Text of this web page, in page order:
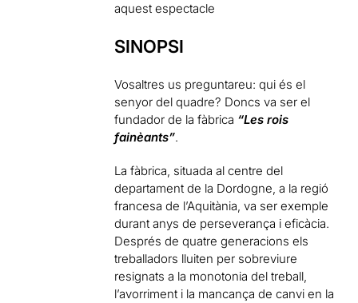
aquest espectacle
SINOPSI
Vosaltres us preguntareu: qui és el
senyor del quadre? Doncs va ser el
fundador de la fàbrica “Les rois
fainèants”.
La fàbrica, situada al centre del
departament de la Dordogne, a la regió
francesa de l’Aquitània, va ser exemple
durant anys de perseverança i eficàcia.
Després de quatre generacions els
treballadors lluiten per sobreviure
resignats a la monotonia del treball,
l’avorriment i la mancança de canvi en la